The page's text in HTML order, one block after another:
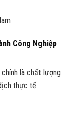
Công Nghiệp
là chất lượng
thực tế.